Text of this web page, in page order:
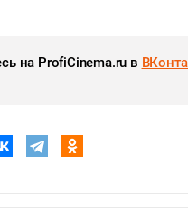
на ProfiCinema.ru в